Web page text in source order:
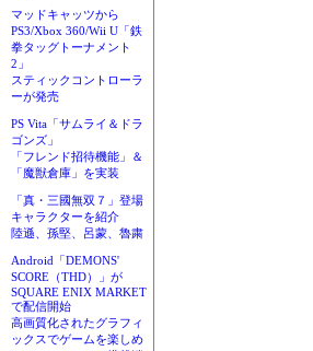
マッドキャッツから
PS3/Xbox 360/Wii U「鉄
拳タッグトーナメント
2」
スティックコントローラ
ーが発売
PS Vita「サムライ＆ドラ
ゴンズ」
「フレンド招待機能」＆
「魔獣倉庫」を実装
「真・三國無双７」登場
キャラクターを紹介
陸遜、孫堅、呂蒙、魯粛
Android「DEMONS'
SCORE（THD）」が
SQUARE ENIX MARKET
で配信開始
高画質化されたグラフィ
ックスでゲームを楽しめ